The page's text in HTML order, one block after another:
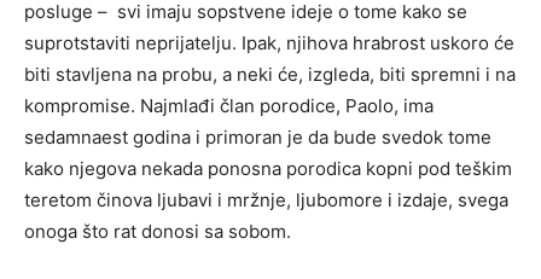
posluge – svi imaju sopstvene ideje o tome kako se
suprotstaviti neprijatelju. Ipak, njihova hrabrost uskoro će
biti stavljena na probu, a neki će, izgleda, biti spremni i na
kompromise. Najmlađi član porodice, Paolo, ima
sedamnaest godina i primoran je da bude svedok tome
kako njegova nekada ponosna porodica kopni pod teškim
teretom činova ljubavi i mržnje, ljubomore i izdaje, svega
onoga što rat donosi sa sobom.